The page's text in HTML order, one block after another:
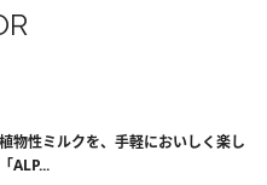
物性ミルクを、手軽においしく楽し
ALP...